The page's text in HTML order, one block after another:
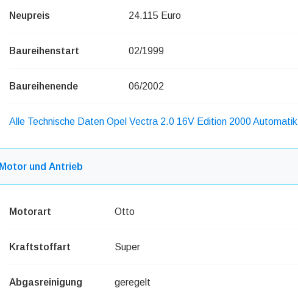
Neupreis 24.115 Euro
Baureihenstart 02/1999
Baureihenende 06/2002
Alle Technische Daten Opel Vectra 2.0 16V Edition 2000 Automatik
Motor und Antrieb
Motorart Otto
Kraftstoffart Super
Abgasreinigung geregelt